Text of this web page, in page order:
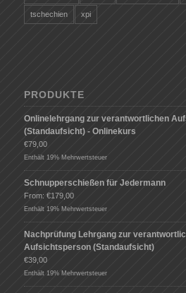
tschechien xpi
PRODUKTE
Onlinelehrgang zur verantwortlichen
(Standaufsicht) - Onlinekurs
€79,00
Enthält 19% Mehrwertsteuer
Schnupperschießen für Jedermann
From: €179,00
Enthält 19% Mehrwertsteuer
Nachprüfung Lehrgang zur
Aufsichtsperson (Standaufsicht)
€39,00
Enthält 19% Mehrwertsteuer